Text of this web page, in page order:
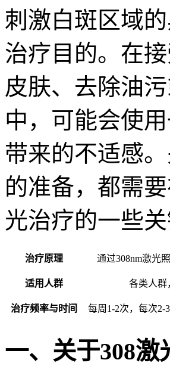
刺激白斑区域
治疗目的。在
皮肤、去除油
中，可能会使
带来的不适感
的准备，都需
光治疗的一些
治疗原理 通过308nm激光
适用人群 各类人群
治疗频率与时间 每周1-2次，每次2-
一、关于308激